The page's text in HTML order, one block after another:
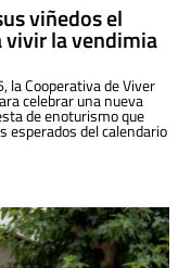
viñedos el
vivir la vendimia
la Cooperativa de Viver
celebrar una nueva
de enoturismo que
esperados del calendario